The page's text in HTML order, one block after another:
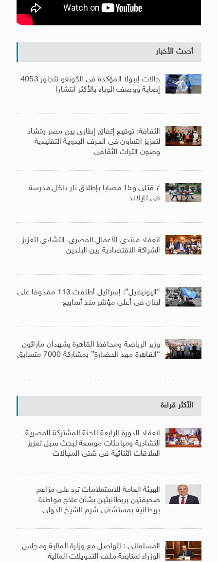
أحدث الأخبار
حالات إيبولا المؤكدة فى الكونغو تتجاوز 4053
إصابة ووصف الوباء بالأكثر انتشارا
الثقافة: توقيع إتفاق إطارى بين مصر وتشاد
لتعزيز التعاون فى الحرف اليدوية التقليدية
وصون التراث الثقافى
7 قتلى و15 مصابا بإطلاق نار داخل مدرسة
فى تايلاند
انعقاد منتدى الأعمال المصرى–التشادى لتعزيز
الشراكة الاقتصادية بين البلدين
“اليونيفيل”: إسرائيل أطلقت 113 مقذوفا على
لبنان فى أعلى مؤشر منذ أسابيع
وزير الرياضة ومحافظ القاهرة يشهدان ماراثون
“القاهرة مهد الحضارة” بمشاركة 7000 متسابق
الأكثر قراءة
انعقاد الدورة الرابعة للجنة المشتركة المصرية
التشادية ومباحثات موسعة لبحث سبل تعزيز
العلاقات الثنائية فى شتى المجالات
الهيئة العامة للاستعلامات ترد على مزاعم
صحيفتين بريطانيتين بشأن علاج مواطنة
بريطانية بمستشفى شرم الشيخ الدولى
المسلمانى : نتواصل مع وزارة المالية ومجلس
الوزراء لمتابعة ملف التحويلات المالية